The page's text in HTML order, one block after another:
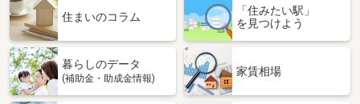
住まいのコラム
「住みたい駅」
を見つけよう
暮らしのデータ
(補助金・助成金情報)
家賃相場